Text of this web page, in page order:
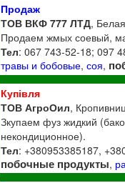
Продаж
ТОВ ВКФ 777 ЛТД,
Продаем жмых соевый,
Тел: 067 743-52-18; 097
травы и бобовые,соя,
Купівля
ТОВ АгроОил,
Зкупаем фуз жидкий
некондиционное).
Тел: +380953385187,
побочные продукты,